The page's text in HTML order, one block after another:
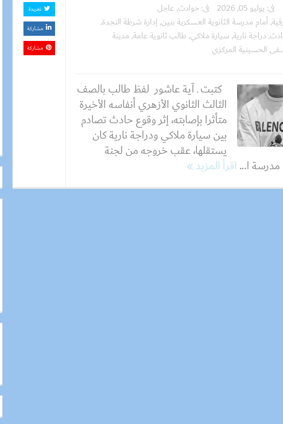
فى: يوليو 05, 2026 فى: حوادث, عاجل
, أمام مدرسة الثانوية العسكرية بنين, إدارة شرطة النجدة,
,دراجة نارية, سيارة ملاكي, طالب ثانوية عامة, مدينة
الحسينية المركزي
كتبت ـ آية عاشور لفظ طالب بالصف
الثالث الثانوي الأزهري أنفاسه الأخيرة
متأثرا بإصابته، إثر وقوع حادث تصادم
بين سيارة ملاكي ودراجة نارية كان
يستقلها، عقب خروجه من لجنة
مدرسة ا...اقرأ المزيد
تغريدة
مشاركة
مشاركة